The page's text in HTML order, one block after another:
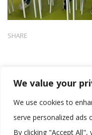
We value your
We use cookies to
serve personalized ads
By clicking "Accept
SHARE
Koristimo kolačiće kako
našoj web stranici.